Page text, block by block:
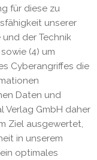
für diese zu
unserer
der Technik
(4) um
Cyberangriffes die
Daten und
Verlag GmbH daher
Ziel ausgewertet,
in unserem
optimales